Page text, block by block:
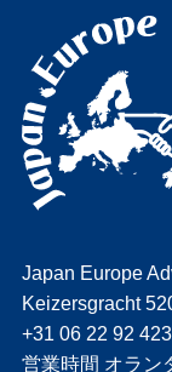
Japan Europe
Keizersgracht
+31 06 22 92
営業時間 オラン